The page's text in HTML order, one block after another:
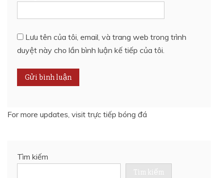
Lưu tên của tôi, email, và trang web trong trình
duyệt này cho lần bình luận kế tiếp của tôi.
For more updates, visit trực tiếp bóng đá
Tìm kiếm
Tìm kiếm